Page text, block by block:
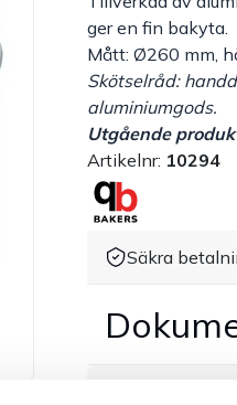
ger en fin bakyta.
Mått: Ø260 mm,
Skötselråd:
aluminiumgods.
Utgående
Artikelnr: 10294
Säkra